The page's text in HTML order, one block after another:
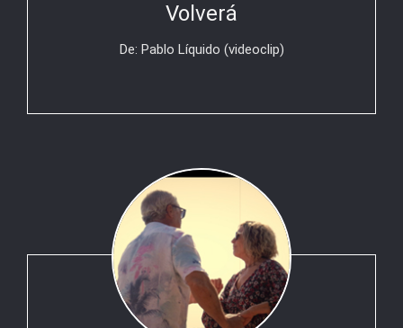
Volverá
De: Pablo Líquido (videoclip)